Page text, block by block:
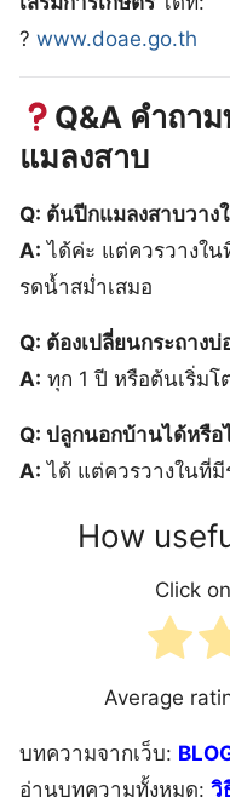
? www.doae.go.th
Q&A คำถา
แมลงสาบ
Q: ต้นปีกแมลงสาบวาง
A: ได้ค่ะ แต่ควรวางใ
รดน้ำสม่ำเสมอ
Q: ต้องเปลี่ยนกระถาง
A: ทุก 1 ปี หรือต้นเริ่มโ
Q: ปลูกนอกบ้านได้หรือ
A: ได้ แต่ควรวางในที่มี
How
Click
Average
บทความจากเว็บ:
อ่านบทความทั้งหมด: วิ